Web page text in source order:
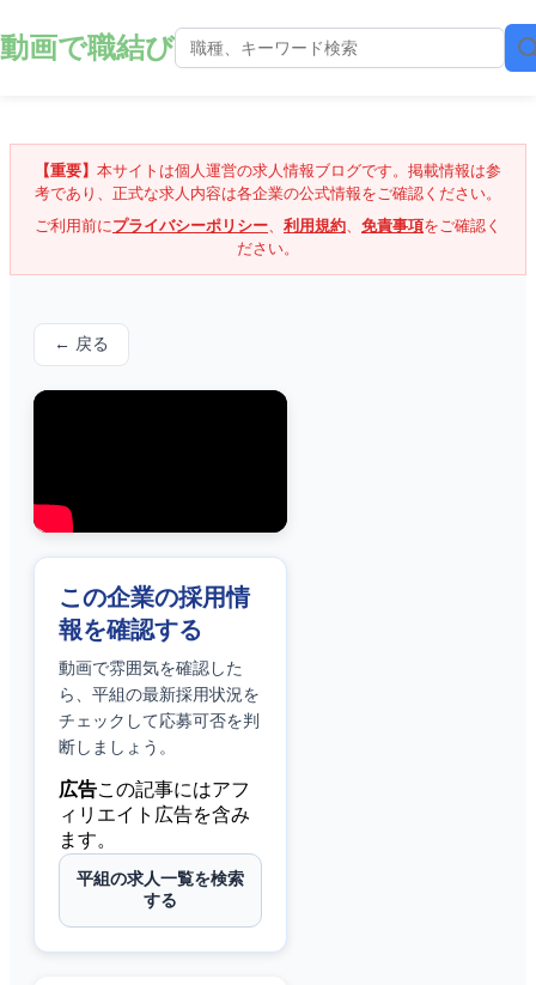
動画で職結び
【重要】 本サイトは個人運営の求人情報ブログです。掲載情報は参
考であり、正式な求人内容は各企業の公式情報をご確認ください。
ご利用前にプライバシーポリシー、 利用規約、 免責事項をご確認く
ださい。
← 戻る
この企業の採用情
報を確認する
動画で雰囲気を確認した
ら、 平組 の最新採用状況を
チェックして応募可否を判
断しましょう。
広告この記事にはアフ
ィリエイト広告を含み
ます。
平組の求人一覧を検索
する